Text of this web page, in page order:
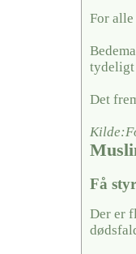
For alle
tydeligt
Det
Få
Der er